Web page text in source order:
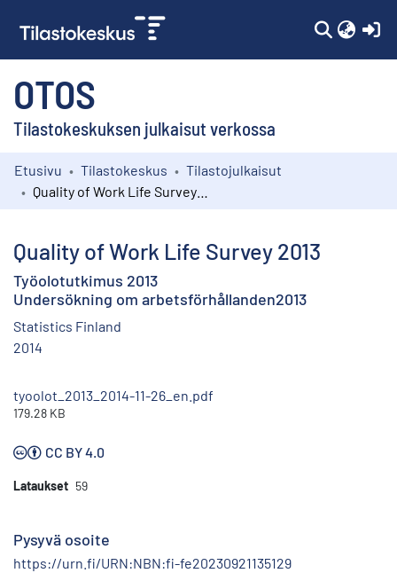
OTOS
Tilastokeskuksen julkaisut verkossa
Kokoelmat
Etusivu Tilastokeskus
Tilastojulkaisut
Quality of Work Life Survey 2013
Työolotutkimus 2013
Undersökning om arbetsförhållanden2013
Statistics Finland
2014
tyoolot_2013_2014-11-26_en.pdf
179.28 KB
CC BY 4.0
Lataukset 59
Pysyvä osoite
https://urn.fi/URN:NBN:fi-fe20230921135129